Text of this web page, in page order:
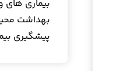
بیماری های
بهداشت
پیشگیری